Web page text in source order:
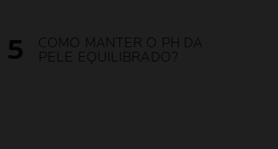
COMO MANTER O PH DA
PELE EQUILIBRADO?